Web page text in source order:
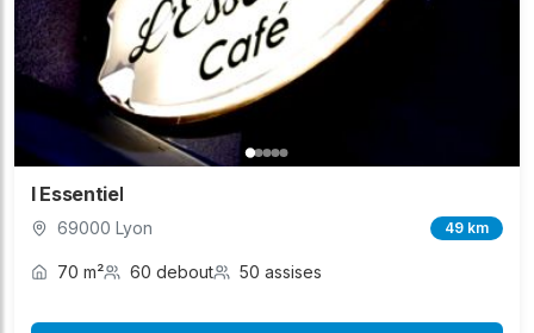
l Essentiel
69000 Lyon 49 km
70 m² 60 debout 50 assises